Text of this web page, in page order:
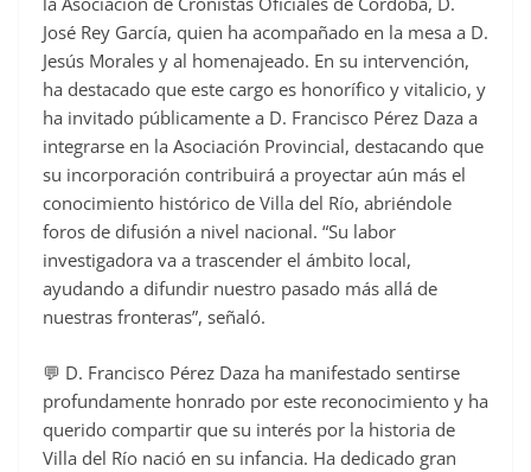
José Rey García, quien ha acompañado en la mesa a D.
Jesús Morales y al homenajeado. En su intervención,
ha destacado que este cargo es honorífico y vitalicio, y
ha invitado públicamente a D. Francisco Pérez Daza a
integrarse en la Asociación Provincial, destacando que
su incorporación contribuirá a proyectar aún más el
conocimiento histórico de Villa del Río, abriéndole
foros de difusión a nivel nacional. “Su labor
investigadora va a trascender el ámbito local,
ayudando a difundir nuestro pasado más allá de
nuestras fronteras”, señaló.
💬 D. Francisco Pérez Daza ha manifestado sentirse
profundamente honrado por este reconocimiento y ha
querido compartir que su interés por la historia de
Villa del Río nació en su infancia. Ha dedicado gran